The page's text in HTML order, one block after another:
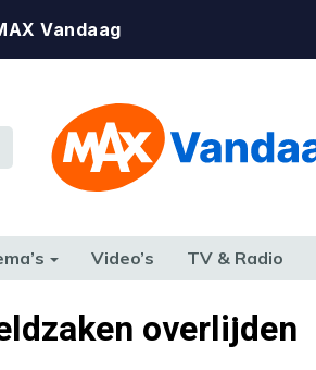
Vandaag
Video’s TV & Radio
overlijden